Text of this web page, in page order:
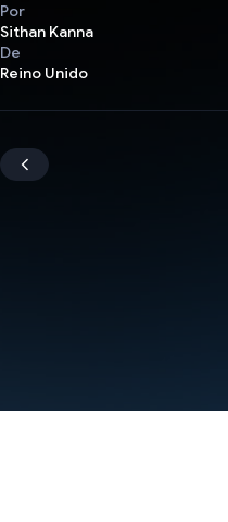
Por
Sithan Kanna
De
Reino Unido